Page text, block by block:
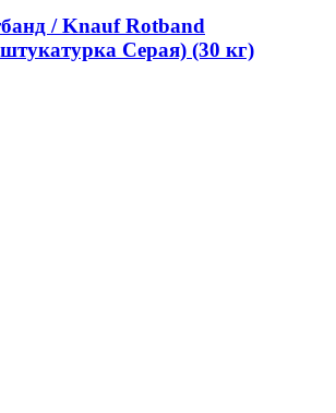
/ Knauf Rotband
Серая) (30 кг)